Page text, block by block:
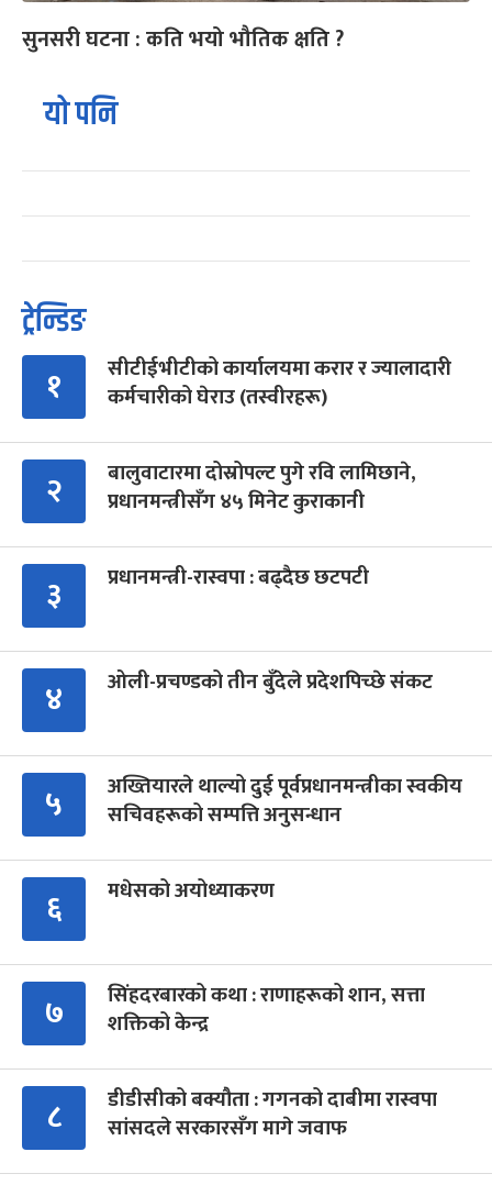
सुनसरी घटना : कति भयो भौतिक क्षति ?
यो पनि
ट्रेन्डिङ
१
सीटीईभीटीको कार्यालयमा करार र ज्यालादारी
कर्मचारीको घेराउ (तस्वीरहरू)
२
बालुवाटारमा दोस्रोपल्ट पुगे रवि लामिछाने,
प्रधानमन्त्रीसँग ४५ मिनेट कुराकानी
३ प्रधानमन्त्री-रास्वपा : बढ्दैछ छटपटी
४ ओली-प्रचण्डको तीन बुँदेले प्रदेशपिच्छे संकट
५
अख्तियारले थाल्यो दुई पूर्वप्रधानमन्त्रीका स्वकीय
सचिवहरूको सम्पत्ति अनुसन्धान
६ मधेसको अयोध्याकरण
७
सिंहदरबारको कथा : राणाहरूको शान, सत्ता
शक्तिको केन्द्र
८
डीडीसीको बक्यौता : गगनको दाबीमा रास्वपा
सांसदले सरकारसँग मागे जवाफ